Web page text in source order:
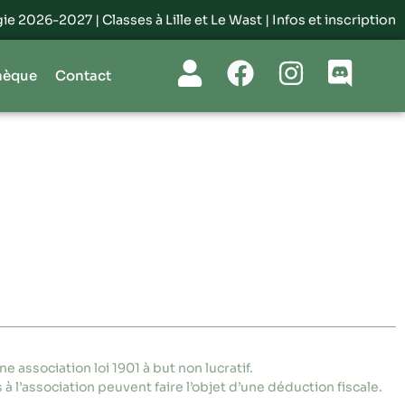
2027 | Classes à Lille et Le Wast |Infos et inscriptions
Contact
association loi 1901 à but non lucratif.
l’association peuvent faire l’objet d’une déduction fiscale.